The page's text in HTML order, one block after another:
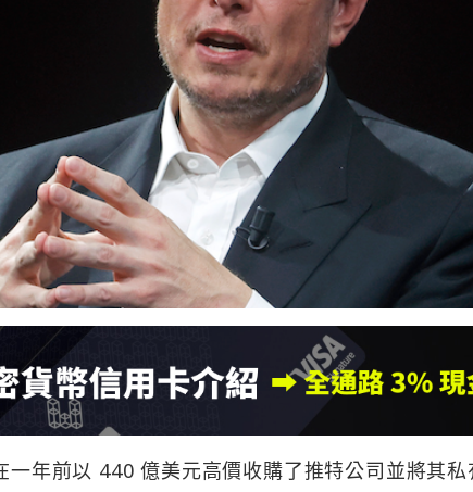
年前以 440 億美元高價收購了推特公司並將其私